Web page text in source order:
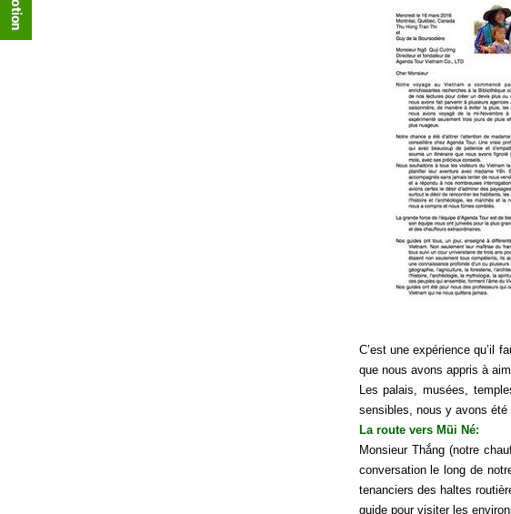
C’est une expérience qu’il
que nous avons appris à
Les palais, musées,
sensibles, nous y avons été
La route vers Mũi Né:
Monsieur Thắng (notre
conversation le long de
tenanciers des haltes
guide pour visiter les